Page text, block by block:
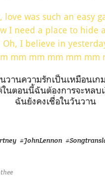
love was such an easy
I need a place to hide
Oh, I believe in
mm mm mm mm mm
วานความรักเป็นเหมือนเก
ในตอนนี้ฉันต้องการจะหลบเ
ฉันยังคงเชื่อในวันวาน
#JohnLennon